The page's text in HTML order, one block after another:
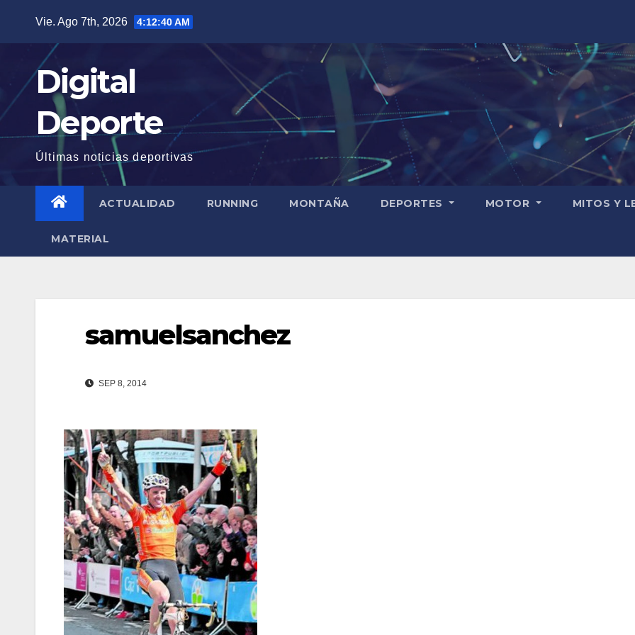
contenido
Vie. Ago 7th, 2026 4:12:40 AM
Digital
Deporte
Últimas noticias deportivas
ACTUALIDAD RUNNING MONTAÑA DEPORTES MOTOR MITOS Y
MATERIAL
samuelsanchez
SEP 8, 2014